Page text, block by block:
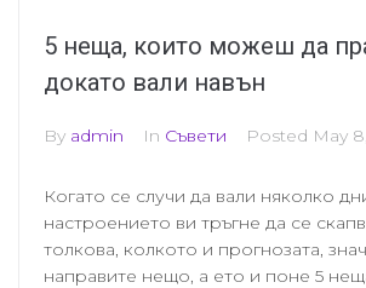
5 неща, които можеш да
докато вали навън
By admin In Съвети Posted May
Когато се случи да вали няколко
настроението ви тръгне да се
толкова, колкото и прогнозата,
направите нещо, а ето и поне 5